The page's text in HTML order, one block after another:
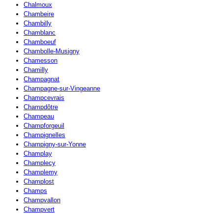
Chalmoux
Chambeire
Chambilly
Chamblanc
Chamboeuf
Chambolle-Musigny
Chamesson
Chamilly
Champagnat
Champagne-sur-Vingeanne
Champcevrais
Champdôtre
Champeau
Champforgeuil
Champignelles
Champigny-sur-Yonne
Champlay
Champlecy
Champlemy
Champlost
Champs
Champvallon
Champvert